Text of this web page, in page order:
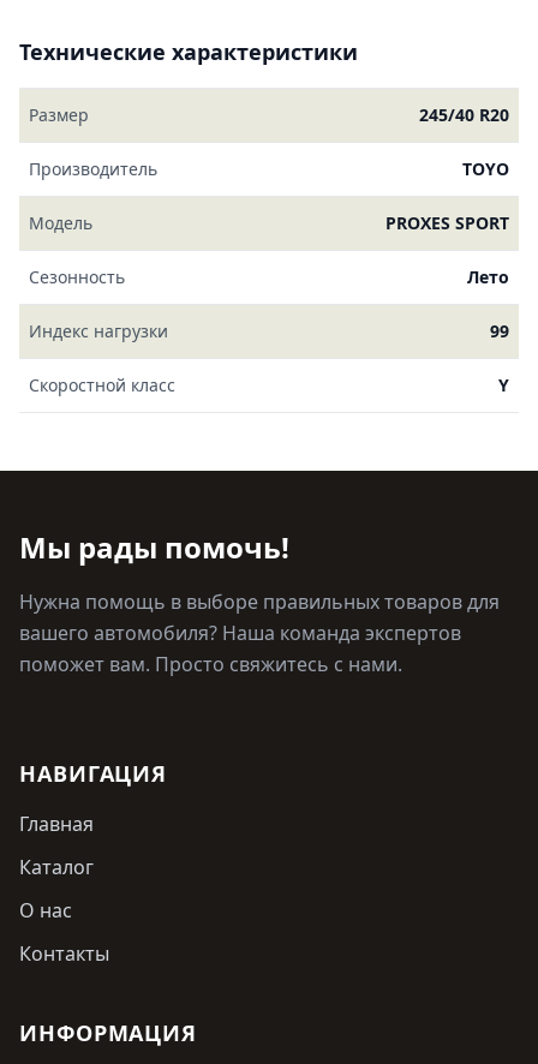
Технические характеристики
Размер 245/40 R20
Производитель TOYO
Модель PROXES SPORT
Сезонность Лето
Индекс нагрузки 99
Скоростной класс Y
Мы рады помочь!
Нужна помощь в выборе правильных товаров для
вашего автомобиля? Наша команда экспертов
поможет вам. Просто свяжитесь с нами.
НАВИГАЦИЯ
Главная
Каталог
О нас
Контакты
ИНФОРМАЦИЯ